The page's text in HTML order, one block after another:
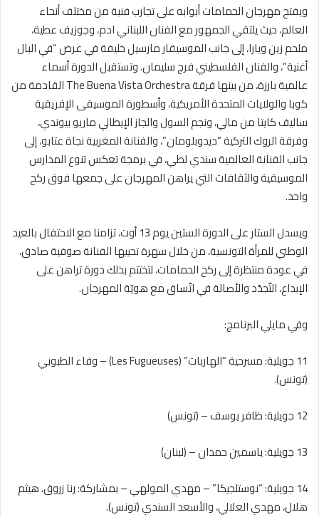
ويفتح مهرجان الحمامات أبوابه على تجارب فنية من مختلف أنحاء
العالم، حيث يلتقي الجمهور مع الفنان اللبناني ادم، وجوزيف عطية،
ملحم زين ويارا، إلى جانب الموسيقار مارسيل خليفة في عرض “في البال
أغنية”، والفنان الفلسطيني فرج سليمان. وتستقبل الدورة أسماء
عالمية بارزة، من بينها فرقة The Buena Vista Orchestra القادمة من
كوبا والولايات المتحدة الأمريكية، وأسطورة الموسيقى الإفريقية
ساليف كايتا من مالي، ونجم السول والجاز الإيطالي ماريو بيوندي،
وفرقة الروك التركية “ديدوبلومان”، والفنانة المغربية نجاة عتابو، إلى
جانب الفنانة العالمية سندي لطي، في برمجة تعكس تنوع المدارس
الموسيقية والثقافات التي يراهن المهرجان على جمعها فوق ركح
واحد.
ويسدل الستار على الدورة الستين يوم 13 أوت، تزامنا مع الاحتفال بالعيد
الوطني للمرأة التونسية، من خلال سهرة تحييها الفنانة صوفية صادق،
في عودة منتظرة إلى ركح الحمامات، لتختتم بذلك دورة تراهن على
الإبداع، التّجدّد والأصالة في اتّساق مع هويّة المهرجان.
وفي مايلي البرنامج:
11 جويلية: مسرحية “الهاربات” (Les Fugueuses) – وفاء الطبوبي
(تونس).
12 جويلية: ظافر يوسف – (تونس)
13 جويلية: ياسمين حمدان – (لبنان)
14 جويلية: “نوستلجيكا” – مهدي المولهي – بمشاركة: رنا زروق، هيثم
هلال، مهدي العلالي، والأسعد السندي (تونس).